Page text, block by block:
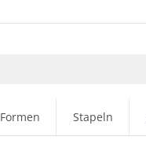
Formen Stapeln